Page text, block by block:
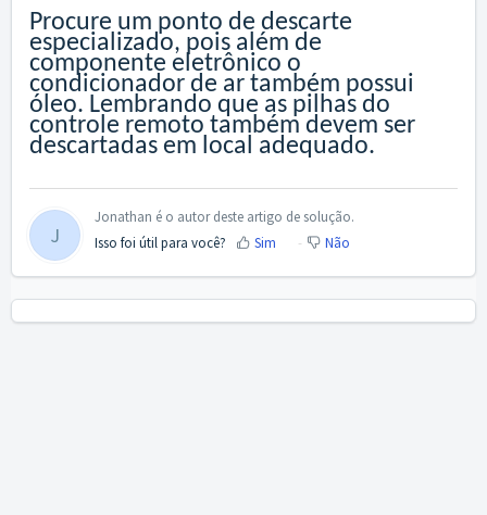
Procure um ponto de descarte
especializado, pois além de
componente eletrônico o
condicionador de ar também possui
óleo. Lembrando que as pilhas do
controle remoto também devem ser
descartadas em local adequado.
J
Jonathan é o autor deste artigo de solução.
Isso foi útil para você?
Sim Não